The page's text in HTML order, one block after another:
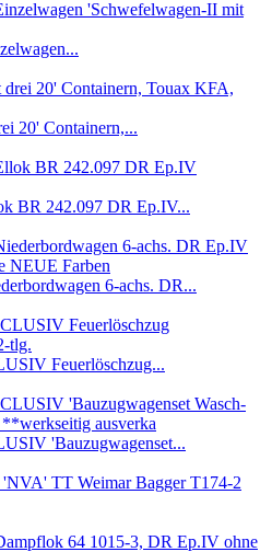
20' Containern,...
BR 242.097 DR Ep.IV...
6-achs. DR...
Feuerlöschzug...
'Bauzugwagenset...
TT Weimar Bagger T174-2